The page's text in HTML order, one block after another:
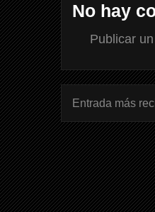
No hay
Publicar
Entrada más